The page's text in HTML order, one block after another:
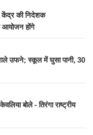
केंद्र की निदेशक
आयोजन होंगे
उफने; स्कूल में घुसा पानी, 30
बोले - तिरंगा राष्ट्रीय